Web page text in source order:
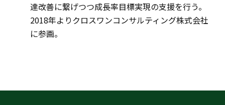
達改善に繋げつつ成長率目標実現の支援を行う。
2018年よりクロスワンコンサルティング株式会社
に参画。